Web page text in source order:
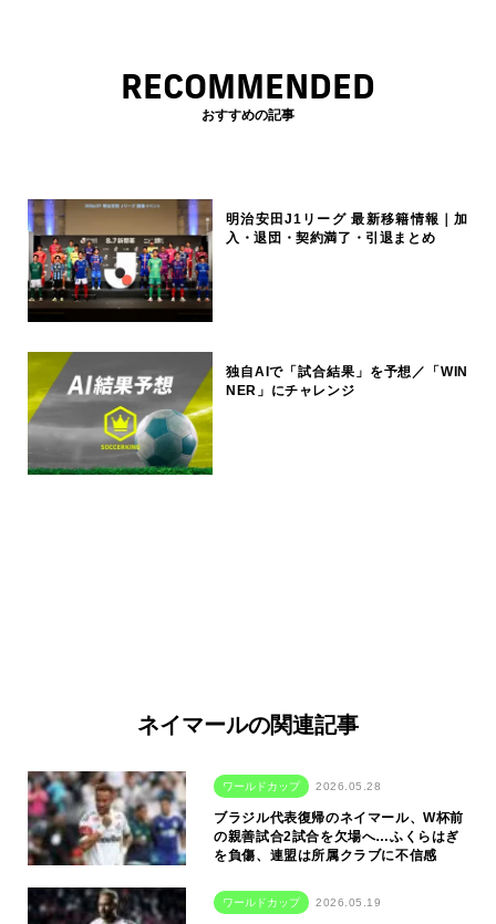
RECOMMENDED
おすすめの記事
明治安田J1リーグ 最新移籍情報｜加
入・退団・契約満了・引退まとめ
独自AIで「試合結果」を予想／「WIN
NER」にチャレンジ
ネイマールの関連記事
ワールドカップ 2026.05.28
ブラジル代表復帰のネイマール、W杯前
の親善試合2試合を欠場へ…ふくらはぎ
を負傷、連盟は所属クラブに不信感
ワールドカップ 2026.05.19